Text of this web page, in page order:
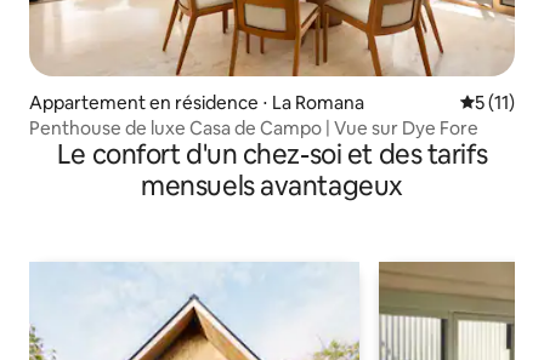
Appartement en résidence ⋅ La Romana
5 (11)
Penthouse de luxe Casa de Campo | Vue sur Dye Fore
Le confort d'un chez-soi et des tarifs
mensuels avantageux